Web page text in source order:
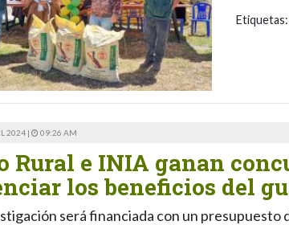
Etiquetas:
2024 | 09:26 AM
Rural e INIA ganan
los beneficios del
será financiada con un presupuesto